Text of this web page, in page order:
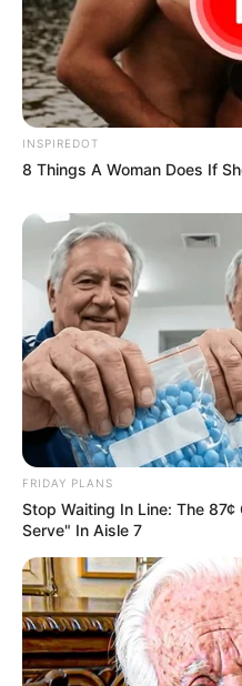
INSPIREDOT
8 Things A Woman Does If
FRIDAY PLANS
Stop Waiting In Line: The
Serve" In Aisle 7